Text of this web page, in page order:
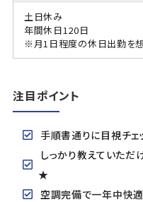
土日休み
年間休日120日
※月1日程度の休日出勤を
注目ポイント
手順書通りに目視チ
しっかり教えていた
★
空調完備で一年中快